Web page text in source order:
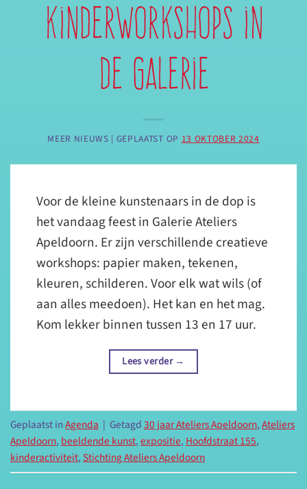
kinderworkshops in
de galerie
MEER NIEUWS | GEPLAATST OP 13 OKTOBER 2024
Voor de kleine kunstenaars in de dop is
het vandaag feest in Galerie Ateliers
Apeldoorn. Er zijn verschillende creatieve
workshops: papier maken, tekenen,
kleuren, schilderen. Voor elk wat wils (of
aan alles meedoen). Het kan en het mag.
Kom lekker binnen tussen 13 en 17 uur.
Lees verder→
Geplaatst inAgenda | Getagd30 jaar Ateliers Apeldoorn,Ateliers
Apeldoorn, beeldende kunst,expositie, Hoofdstraat 155,
kinderactiviteit,Stichting Ateliers Apeldoorn